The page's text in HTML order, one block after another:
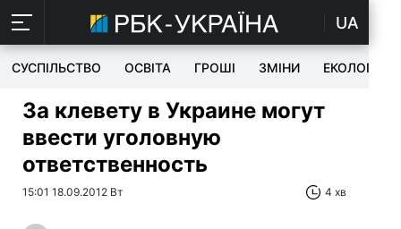
UA
СУСПІЛЬСТВО ОСВІТА ГРОШІ ЗМІНИ ЕКОЛОГІЯ
За клевету в Украине могут
ввести уголовную
ответственность
15:01 18.09.2012 Вт 4 хв